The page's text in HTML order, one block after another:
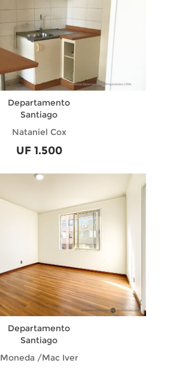
Departamento
Santiago
Nataniel Cox
UF 1.500
Departamento
Santiago
Moneda /Mac Iver